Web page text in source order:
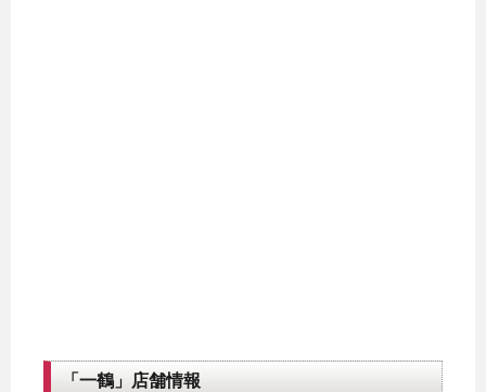
「一鶴」店舗情報